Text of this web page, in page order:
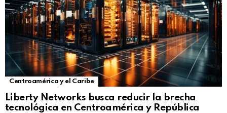
Centroamérica y el Caribe
Liberty Networks busca reducir la brecha
tecnológica en Centroamérica y República